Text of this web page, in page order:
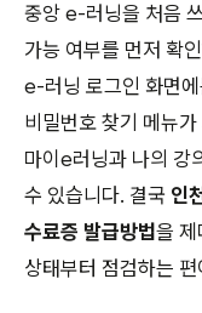
중앙 e-러닝을 처음
가능 여부를 먼저 확
e-러닝 로그인 화면
비밀번호 찾기 메뉴
마이e러닝과 나의 강
수 있습니다. 결국 인
수료증 발급방법을 제
상태부터 점검하는